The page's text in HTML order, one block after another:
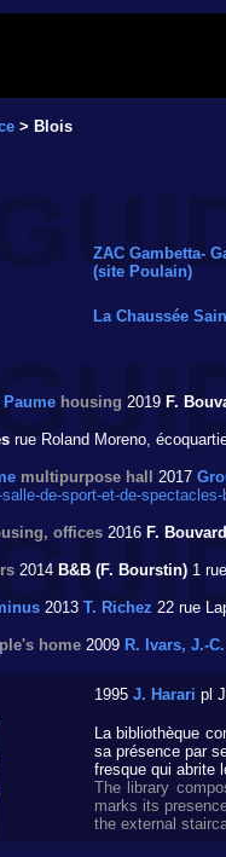
> Blois
ZAC Gambetta-
(site Poulain)
La Chaussée
housing 2019 F.
rue Roland Moreno,
multipurpose hall 2017
de-sport-et-de-
offices 2016 F. Bouvard
2014 B&B (F. Bourstin) 1
2013 T. Richez 22 rue
home 2009 R. Ivars, J.-
1995 J. Harari pl
La bibliothèque
sa présence par
fresque qui abrite
The library
marks its
the external